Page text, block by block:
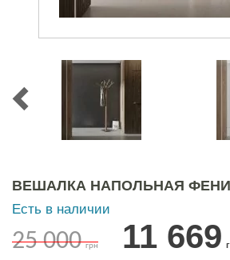
ВЕШАЛКА НАПОЛЬНАЯ
Есть в наличии
25 000 грн 11 669